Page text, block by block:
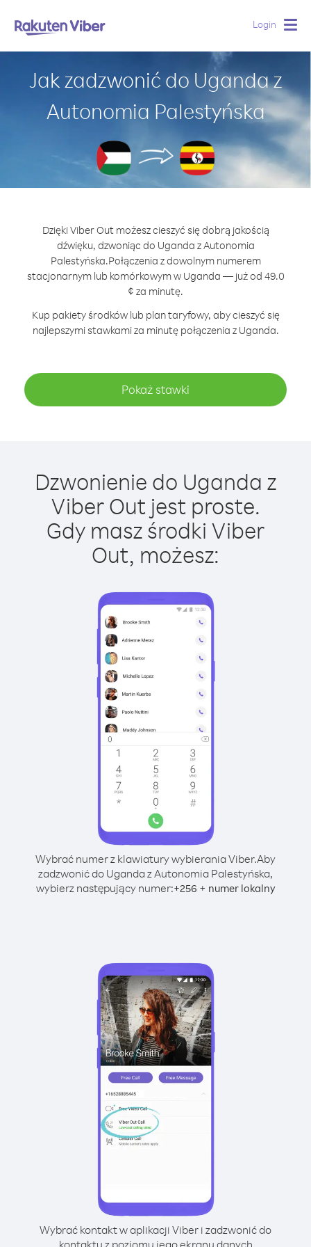
Login
Jak zadzwonić do Uganda z
Autonomia Palestyńska
Dzięki Viber Out możesz cieszyć się dobrą jakością
dźwięku, dzwoniąc do Uganda z Autonomia
Palestyńska.Połączenia z dowolnym numerem
stacjonarnym lub komórkowym w Uganda — już od 49.0
¢ za minutę.
Kup pakiety środków lub plan taryfowy, aby cieszyć się
najlepszymi stawkami za minutę połączenia z Uganda.
Pokaż stawki
Dzwonienie do Uganda z
Viber Out jest proste.
Gdy masz środki Viber
Out, możesz:
Wybrać numer z klawiatury wybierania Viber.Aby
zadzwonić do Uganda z Autonomia Palestyńska,
wybierz następujący numer:+256 + numer lokalny
Wybrać kontakt w aplikacji Viber i zadzwonić do
kontaktu z poziomu jego ekranu danych